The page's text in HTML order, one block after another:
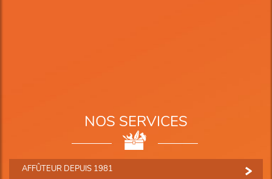
NOS SERVICES
AFFÛTEUR DEPUIS 1981